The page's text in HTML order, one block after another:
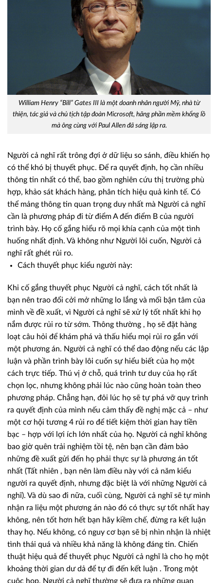
William Henry “Bill” Gates III là một doanh nhân người Mỹ, nhà từ
thiện, tác giả và chủ tịch tập đoàn Microsoft, hãng phần mềm khổng lồ
mà ông cùng với Paul Allen đã sáng lập ra.
Người cả nghĩ rất trông đợi ở dữ liệu so sánh, điều khiến họ
có thể khó bị thuyết phục. Để ra quyết định, họ cần nhiều
thông tin nhất có thể, bao gồm nghiên cứu thị trường phù
hợp, khảo sát khách hàng, phân tích hiệu quả kinh tế. Có
thể mảng thông tin quan trọng duy nhất mà Người cả nghĩ
cần là phương pháp đi từ điểm A đến điểm B của người
trình bày. Họ cố gắng hiểu rõ mọi khía cạnh của một tình
huống nhất định. Và không như Người lôi cuốn, Người cả
nghĩ rất ghét rủi ro.
Cách thuyết phục kiểu người này:
Khi cố gắng thuyết phục Người cả nghĩ, cách tốt nhất là
bạn nên trao đổi cởi mở những lo lắng và mối bận tâm của
mình về đề xuất, vì Người cả nghĩ sẽ xử lý tốt nhất khi họ
nắm được rủi ro từ sớm. Thông thường , họ sẽ đặt hàng
loạt câu hỏi để khám phá và thấu hiểu mọi rủi ro gắn với
một phương án. Người cả nghĩ có thể dao động nếu các lập
luận và phần trình bày lôi cuốn sự hiểu biết của họ một
cách trực tiếp. Thú vị ở chỗ, quá trình tư duy của họ rất
chọn lọc, nhưng không phải lúc nào cũng hoàn toàn theo
phương pháp. Chẳng hạn, đôi lúc họ sẽ tự phá vỡ quy trình
ra quyết định của mình nếu cảm thấy đề nghị mặc cả – như
một cơ hội tương 4 rủi ro để tiết kiệm thời gian hay tiền
bạc – hợp với lợi ích lớn nhất của họ. Người cả nghĩ không
bao giờ quên trải nghiệm tồi tệ, nên bạn cần đảm bảo
những đề xuất gửi đến họ phải thực sự là phương án tốt
nhất (Tất nhiên , bạn nên làm điều này với cả năm kiểu
người ra quyết định, nhưng đặc biệt là với những Người cả
nghĩ). Và dù sao đi nữa, cuối cùng, Người cả nghĩ sẽ tự mình
nhận ra liệu một phương án nào đó có thực sự tốt nhất hay
không, nên tốt hơn hết bạn hãy kiềm chế, đừng ra kết luận
thay họ. Nếu không, có nguy cơ bạn sẽ bị nhìn nhận là nhiệt
tình thái quá và nhiều khả năng là không đáng tin. Chiến
thuật hiệu quả để thuyết phục Người cả nghĩ là cho họ một
khoảng thời gian dư dả để tự đi đến kết luận . Trong một
cuộc họp, Người cả nghĩ thường sẽ đưa ra những quan